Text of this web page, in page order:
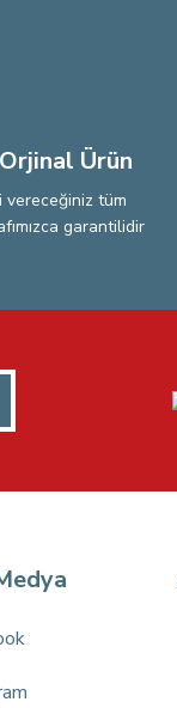
Ürün
vereceğiniz tüm
garantilidir